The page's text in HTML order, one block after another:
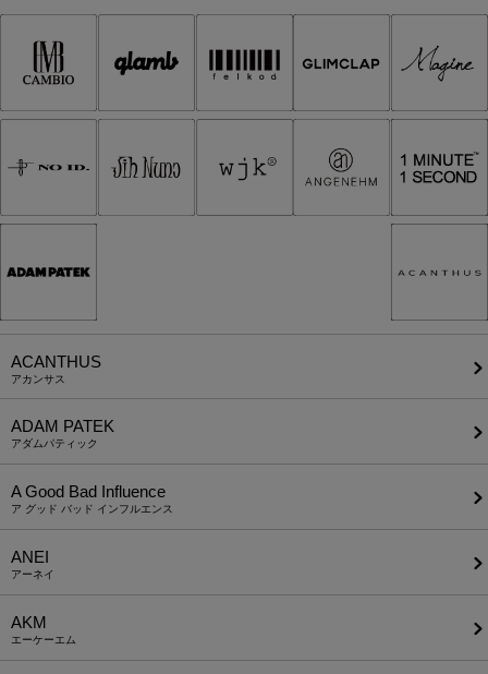
ACANTHUS
アカンサス
ADAM PATEK
アダムパティック
A Good Bad Influence
ア グッド バッド インフルエンス
ANEI
アーネイ
AKM
エーケーエム